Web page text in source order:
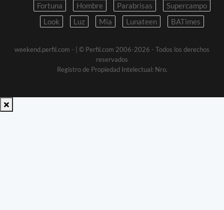
Fortuna
Hombre Parabrisas
Supercampo
Look
Luz Mia Lunateen BATimes
weekend.perfil.com -
| © Perfil.com 2006-2026 - Todos los derechos
reservados
Registro de Propiedad Intelectual: Nro.